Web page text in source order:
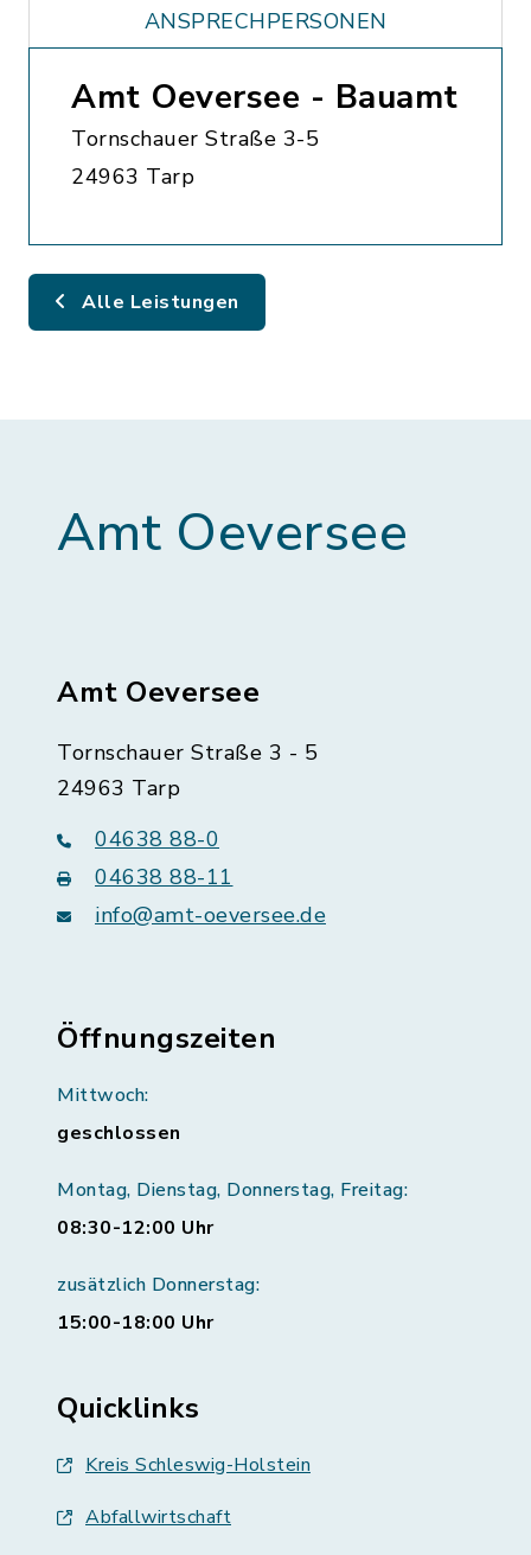
ANSPRECHPERSONEN
Amt Oeversee - Bauamt
Tornschauer Straße 3-5
24963 Tarp
Alle Leistungen
Amt Oeversee
Amt Oeversee
Tornschauer Straße 3 - 5
24963 Tarp
04638 88-0
04638 88-11
info@amt-oeversee.de
Öffnungszeiten
Mittwoch:
geschlossen
Montag, Dienstag, Donnerstag, Freitag:
08:30-12:00 Uhr
zusätzlich Donnerstag:
15:00-18:00 Uhr
Quicklinks
Kreis Schleswig-Holstein
Abfallwirtschaft